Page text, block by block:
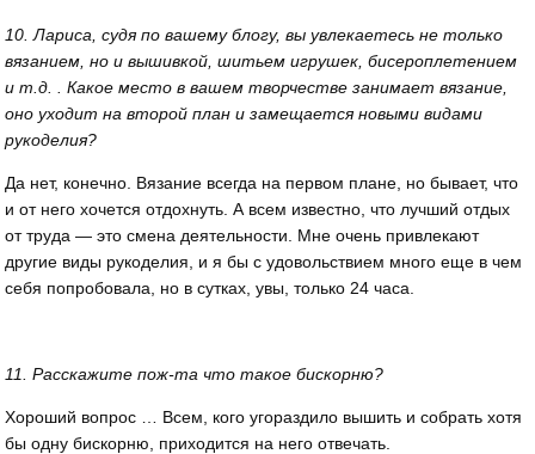
10. Лариса, судя по вашему блогу, вы увлекаетесь не только
вязанием, но и вышивкой, шитьем игрушек, бисероплетением
и т.д. . Какое место в вашем творчестве занимает вязание,
оно уходит на второй план и замещается новыми видами
рукоделия?
Да нет, конечно. Вязание всегда на первом плане, но бывает, что
и от него хочется отдохнуть. А всем известно, что лучший отдых
от труда — это смена деятельности. Мне очень привлекают
другие виды рукоделия, и я бы с удовольствием много еще в чем
себя попробовала, но в сутках, увы, только 24 часа.
11. Расскажите пож-та что такое бискорню?
Хороший вопрос … Всем, кого угораздило вышить и собрать хотя
бы одну бискорню, приходится на него отвечать.